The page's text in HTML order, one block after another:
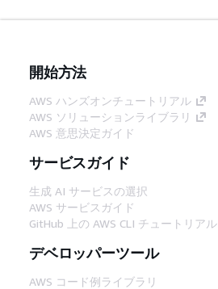
開始方法
AWS ハンズオンチュートリアル
AWS ソリューションライブラリ
AWS 意思決定ガイド
サービスガイド
生成 AI サービスの選択
AWS サービスガイド
GitHub 上の AWS CLI チュートリアル
デベロッパーツール
AWS コード例ライブラリ